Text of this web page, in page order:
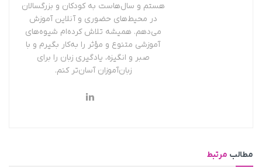
هستم و سال‌هاست به کودکان و بزرگسالان
در محیط‌های حضوری و آنلاین آموزش
می‌دهم. همیشه تلاش کرده‌ام شیوه‌های
آموزشی متنوع و مؤثر را به‌کار بگیرم و با
صبر و انگیزه، یادگیری زبان را برای
زبان‌آموزان آسان‌تر کنم.
مطالب مرتبط